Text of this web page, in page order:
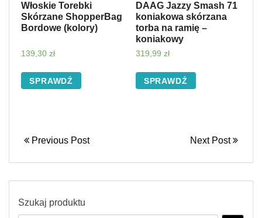
Włoskie Torebki
Skórzane ShopperBag
Bordowe (kolory)
139,30 zł
SPRAWDŹ
DAAG Jazzy Smash 71
koniakowa skórzana
torba na ramię –
koniakowy
319,99 zł
SPRAWDŹ
Previous Post Next Post
Szukaj produktu